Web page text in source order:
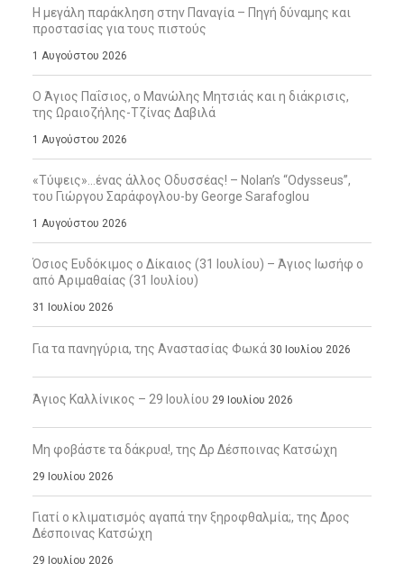
Η μεγάλη παράκληση στην Παναγία – Πηγή δύναμης και
προστασίας για τους πιστούς
1 Αυγούστου 2026
Ο Άγιος Παΐσιος, ο Μανώλης Μητσιάς και η διάκρισις,
της Ωραιοζήλης-Τζίνας Δαβιλά
1 Αυγούστου 2026
«Τύψεις»…ένας άλλος Οδυσσέας! – Nolan’s “Odysseus”,
του Γιώργου Σαράφογλου-by George Sarafoglou
1 Αυγούστου 2026
Όσιος Ευδόκιμος ο Δίκαιος (31 Ιουλίου) – Άγιος Ιωσήφ ο
από Αριμαθαίας (31 Ιουλίου)
31 Ιουλίου 2026
Για τα πανηγύρια, της Αναστασίας Φωκά 30 Ιουλίου 2026
Άγιος Καλλίνικος – 29 Ιουλίου 29 Ιουλίου 2026
Μη φοβάστε τα δάκρυα!, της Δρ Δέσποινας Κατσώχη
29 Ιουλίου 2026
Γιατί ο κλιματισμός αγαπά την ξηροφθαλμία;, της Δρος
Δέσποινας Κατσώχη
29 Ιουλίου 2026